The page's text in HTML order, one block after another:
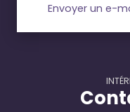
Envoyer un e-